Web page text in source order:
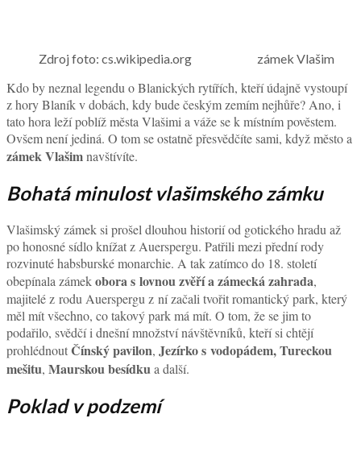
Zdroj foto: cs.wikipedia.org zámek Vlašim
Kdo by neznal legendu o Blanických rytířích, kteří údajně vystoupí
z hory Blaník v dobách, kdy bude českým zemím nejhůře? Ano, i
tato hora leží poblíž města Vlašimi a váže se k místním pověstem.
Ovšem není jediná. O tom se ostatně přesvědčíte sami, když město a
zámek Vlašimnavštívíte.
Bohatá minulost vlašimského zámku
Vlašimský zámek si prošel dlouhou historií od gotického hradu až
po honosné sídlo knížat z Auerspergu. Patřili mezi přední rody
rozvinuté habsburské monarchie. A tak zatímco do 18. století
obepínala zámekobora s lovnou zvěří a zámecká zahrada,
majitelé z rodu Auerspergu z ní začali tvořit romantický park, který
měl mít všechno, co takový park má mít. O tom, že se jim to
podařilo, svědčí i dnešní množství návštěvníků, kteří si chtějí
prohlédnoutČínský pavilon, Jezírko s vodopádem,Tureckou
mešitu, Maurskou besídkua další.
Poklad v podzemí